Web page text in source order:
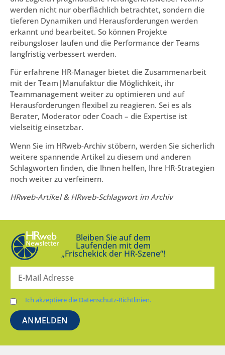
werden nicht nur oberflächlich betrachtet, sondern die
tieferen Dynamiken und Herausforderungen werden
erkannt und bearbeitet. So können Projekte
reibungsloser laufen und die Performance der Teams
langfristig verbessert werden.
Für erfahrene HR-Manager bietet die Zusammenarbeit
mit der Team|Manufaktur die Möglichkeit, ihr
Teammanagement weiter zu optimieren und auf
Herausforderungen flexibel zu reagieren. Sei es als
Berater, Moderator oder Coach – die Expertise ist
vielseitig einsetzbar.
Wenn Sie im HRweb-Archiv stöbern, werden Sie sicherlich
weitere spannende Artikel zu diesem und anderen
Schlagworten finden, die Ihnen helfen, Ihre HR-Strategien
noch weiter zu verfeinern.
HRweb-Artikel & HRweb-Schlagwort im Archiv
Bleiben Sie auf dem
Laufenden mit dem
„Frischekick der HR-Szene“!
Ich akzeptiere die Datenschutz-Richtlinien.